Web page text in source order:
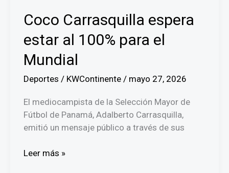
Coco Carrasquilla espera
estar al 100% para el
Mundial
Deportes / KWContinente / mayo 27, 2026
El mediocampista de la Selección Mayor de
Fútbol de Panamá, Adalberto Carrasquilla,
emitió un mensaje público a través de sus
Coco
Leer más »